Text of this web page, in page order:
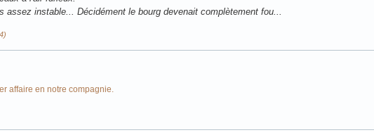
instable... Décidément le bourg devenait complètement fou...
affaire en notre compagnie.